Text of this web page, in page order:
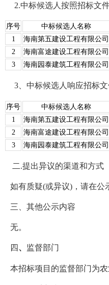
2.中标候选人按照招标文
序号 中标候选人名称
1
海南第五建设工程有限公司
2
海南富途建设工程有限公司
3 海南园泰建筑工程有限公司
3、中标候选人响应招标文
序号 中标候选人名称
1
海南第五建设工程有限公司
2
海南富途建设工程有限公司
3
海南园泰建筑工程有限公司
二.提出异议的渠道和方式
如有质疑(或异议)，请在公
三、其他公示内容
无。
四、 监督部门
本招标项目的监督部门为农